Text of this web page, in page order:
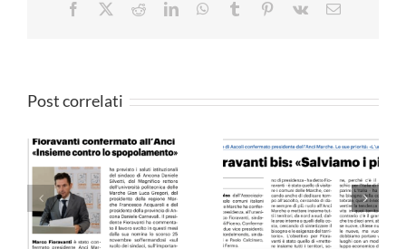
Facebook
RedditLinkedInWhatsApp
Tumblr Pinterest
Vk Email
Post correlati
QN 10.09.24
Il Resto del Carlino –
25.05.24